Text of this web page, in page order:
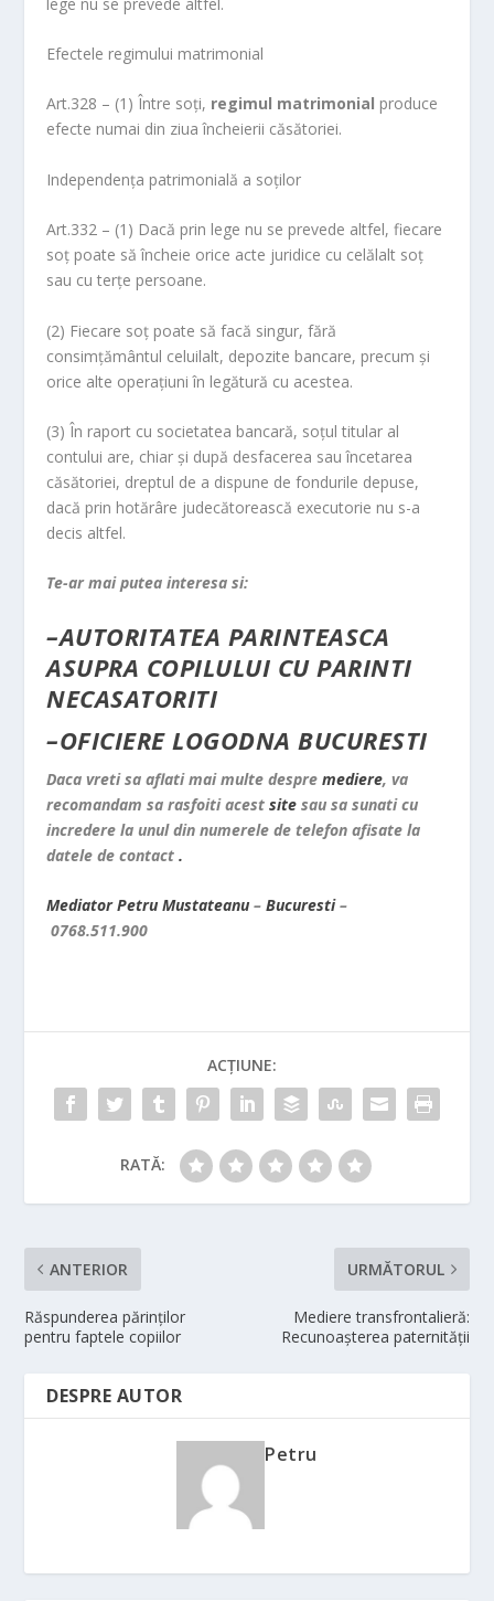
Efectele regimului matrimonial
Art.328 – (1) Între soţi, regimul matrimonial produce
efecte numai din ziua încheierii căsătoriei.
Independenţa patrimonială a soţilor
Art.332 – (1) Dacă prin lege nu se prevede altfel, fiecare
soţ poate să încheie orice acte juridice cu celălalt soţ
sau cu terţe persoane.
(2) Fiecare soţ poate să facă singur, fără
consimţământul celuilalt, depozite bancare, precum şi
orice alte operaţiuni în legătură cu acestea.
(3) În raport cu societatea bancară, soţul titular al
contului are, chiar şi după desfacerea sau încetarea
căsătoriei, dreptul de a dispune de fondurile depuse,
dacă prin hotărâre judecătorească executorie nu s-a
decis altfel.
Te-ar mai putea interesa si:
–AUTORITATEA PARINTEASCA
ASUPRA COPILULUI CU PARINTI
NECASATORITI
–OFICIERE LOGODNA BUCURESTI
Daca vreti sa aflati mai multe despremediere, va
recomandam sa rasfoiti acestsite sau sa sunati cu
incredere la unul din numerele de telefon afisate la
datele de contact.
Mediator Petru Mustateanu –Bucuresti–
0768.511.900
ACȚIUNE:
RATĂ:
ANTERIOR
Răspunderea părinţilor
pentru faptele copiilor
URMĂTORUL
Mediere transfrontalieră:
Recunoaşterea paternităţii
DESPRE AUTOR
Petru